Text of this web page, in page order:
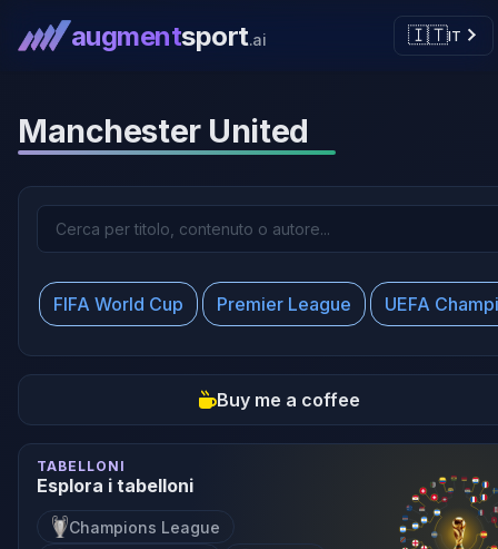
augmentsport.ai 🇮🇹IT
Manchester United
FIFA World Cup Premier League UEFA
Buy me a coffee
TABELLONI
Esplora i tabelloni
Champions League